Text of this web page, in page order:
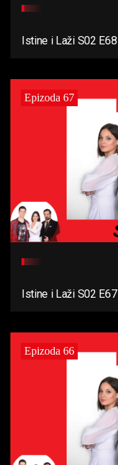
Istine i Laži S02 E68
Epizoda 67
Istine i Laži S02 E67
Epizoda 66